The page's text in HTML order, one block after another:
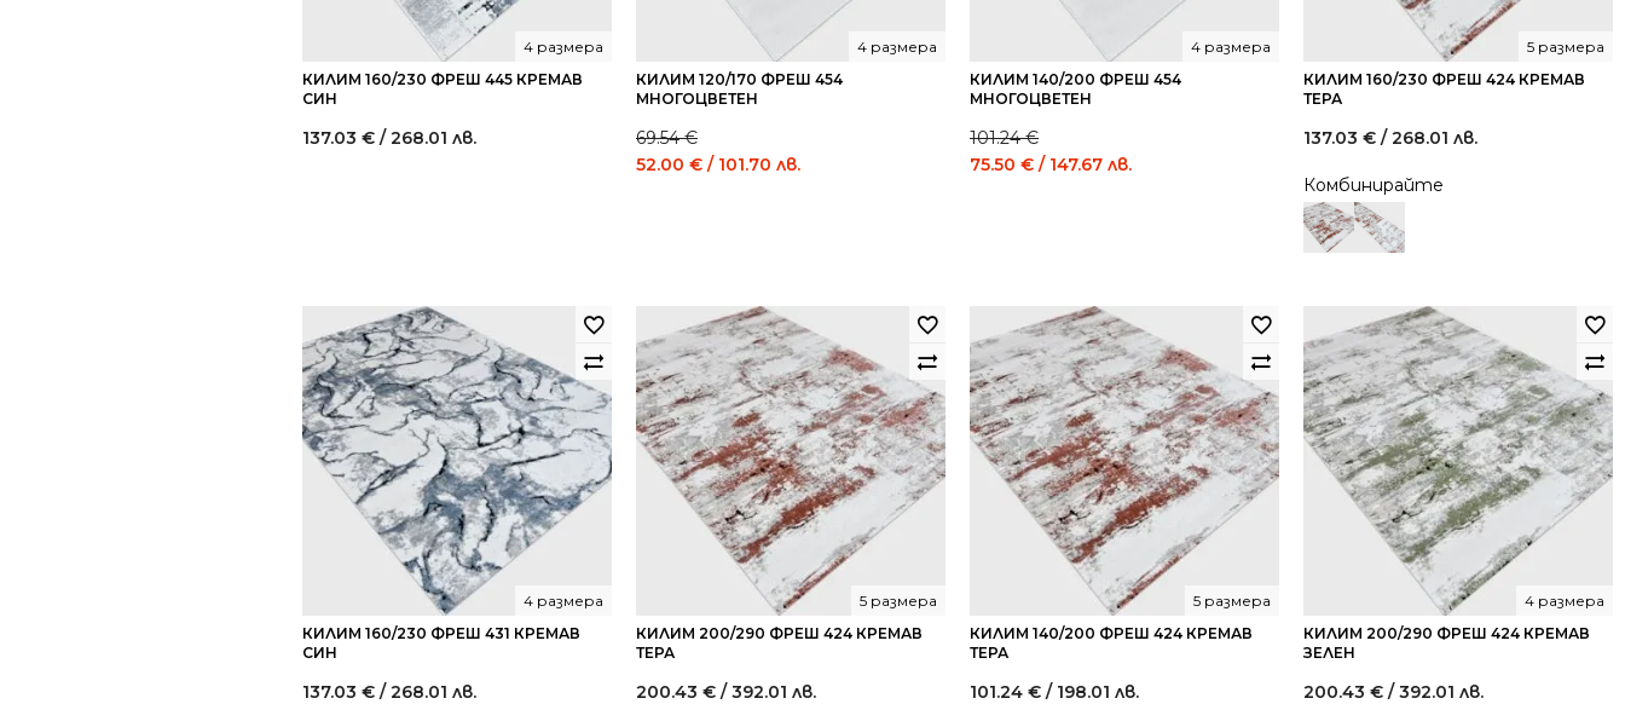
КИЛИМ 160/230 ФРЕШ 445 КРЕМАВ
СИН
4 размера
137.03 € / 268.01 лв.
КИЛИМ 120/170 ФРЕШ 454
МНОГОЦВЕТЕН
4 размера
69.54€
Original
52.00 € / 101.70 лв.
КИЛИМ 140/200 ФРЕШ 454
МНОГОЦВЕТЕН
4 размера
101.24€
Original
75.50 € / 147.67 лв.
КИЛИМ 160/230 ФРЕШ 424 КРЕМАВ
ТЕРА
5 размера
137.03 € / 268.01 лв.
Комбинирайте
КИЛИМ 160/230 ФРЕШ 431 КРЕМАВ
СИН
4 размера
137.03 € / 268.01 лв.
КИЛИМ 200/290 ФРЕШ 424 КРЕМАВ
ТЕРА
5 размера
200.43 € / 392.01 лв.
КИЛИМ 140/200 ФРЕШ 424 КРЕМАВ
ТЕРА
5 размера
101.24 € / 198.01 лв.
КИЛИМ 200/290 ФРЕШ 424 КРЕМАВ
ЗЕЛЕН
4 размера
200.43 € / 392.01 лв.